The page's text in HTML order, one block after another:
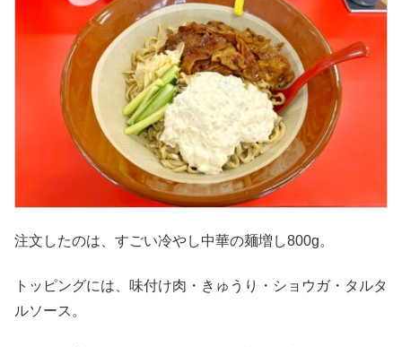
注文したのは、すごい冷やし中華の麺増し800g。
トッピングには、味付け肉・きゅうり・ショウガ・タルタ
ルソース。